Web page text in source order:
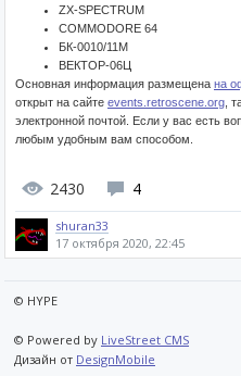
ZX-SPECTRUM
COMMODORE 64
БК-0010/11М
ВЕКТОР-06Ц
Основная информация размещена на
открыт на сайте events.retroscene.org ,
электронной почтой. Если у вас есть
любым удобным вам способом.
2430 4
shuran33
17 октября 2020, 22:45
© HYPE
© Powered by LiveStreet CMS
Дизайн от DesignMobile